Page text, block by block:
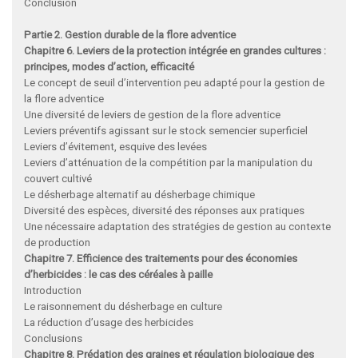
Conclusion
Partie 2. Gestion durable de la flore adventice
Chapitre 6. Leviers de la protection intégrée en grandes cultures :
principes, modes d’action, efficacité
Le concept de seuil d’intervention peu adapté pour la gestion de
la flore adventice
Une diversité de leviers de gestion de la flore adventice
Leviers préventifs agissant sur le stock semencier superficiel
Leviers d’évitement, esquive des levées
Leviers d’atténuation de la compétition par la manipulation du
couvert cultivé
Le désherbage alternatif au désherbage chimique
Diversité des espèces, diversité des réponses aux pratiques
Une nécessaire adaptation des stratégies de gestion au contexte
de production
Chapitre 7. Efficience des traitements pour des économies
d’herbicides : le cas des céréales à paille
Introduction
Le raisonnement du désherbage en culture
La réduction d’usage des herbicides
Conclusions
Chapitre 8. Prédation des graines et régulation biologique des